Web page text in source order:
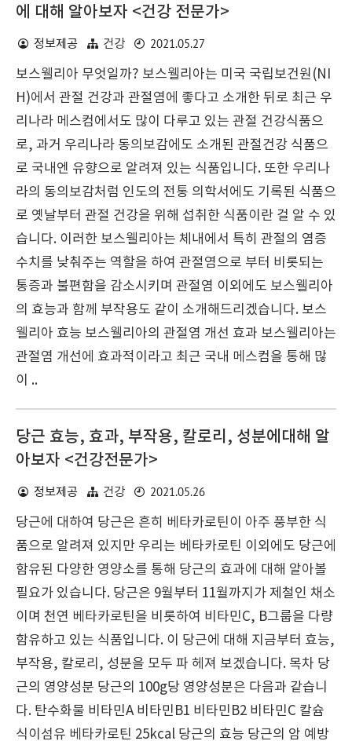
에 대해 알아보자 <건강 전문가>
정보제공 건강
2021.05.27
보스웰리아 무엇일까? 보스웰리아는 미국 국립보건원(NI
H)에서 관절 건강과 관절염에 좋다고 소개한 뒤로 최근 우
리나라 메스컴에서도 많이 다루고 있는 관절 건강식품으
로, 과거 우리나라 동의보감에도 소개된 관절건강 식품으
로 국내엔 유향으로 알려져 있는 식품입니다. 또한 우리나
라의 동의보감처럼 인도의 전통 의학서에도 기록된 식품으
로 옛날부터 관절 건강을 위해 섭취한 식품이란 걸 알 수 있
습니다. 이러한 보스웰리아는 체내에서 특히 관절의 염증
수치를 낮춰주는 역할을 하여 관절염으로 부터 비롯되는
통증과 불편함을 감소시키며 관절염 이외에도 보스웰리아
의 효능과 함께 부작용도 같이 소개해드리겠습니다. 보스
웰리아 효능 보스웰리아의 관절염 개선 효과 보스웰리아는
관절염 개선에 효과적이라고 최근 국내 메스컴을 통해 많
이 ..
당근 효능, 효과, 부작용, 칼로리, 성분에대해 알
아보자 <건강전문가>
정보제공 건강
2021.05.26
당근에 대하여 당근은 흔히 베타카로틴이 아주 풍부한 식
품으로 알려져 있지만 우리는 베타카로틴 이외에도 당근에
함유된 다양한 영양소를 통해 당근의 효과에 대해 알아볼
필요가 있습니다. 당근은 9월부터 11월까지가 제철인 채소
이며 천연 베타카로틴을 비롯하여 비타민C, B그룹을 다량
함유하고 있는 식품입니다. 이 당근에 대해 지금부터 효능,
부작용, 칼로리, 성분을 모두 파 헤져 보겠습니다. 목차 당
근의 영양성분 당근의 100g당 영양성분은 다음과 같습니
다. 탄수화물 비타민A 비타민B1 비타민B2 비타민C 칼슘
식이섬유 베타카로틴 25kcal 당근의 효능 당근의 암 예방